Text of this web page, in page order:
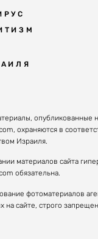
Мудрость каббалы
Каббала сегодня
Великие каббалисты
Духовные состояния
Конгрессы каббалы
Каббалистическая
Духовные состояния
в
Почему евреи
Израиль сегодня
Избраны служить миру
опубликованные
охраняются в
Израиля.
материалов сайта
обязательна.
фотоматериалов
на сайте, строго